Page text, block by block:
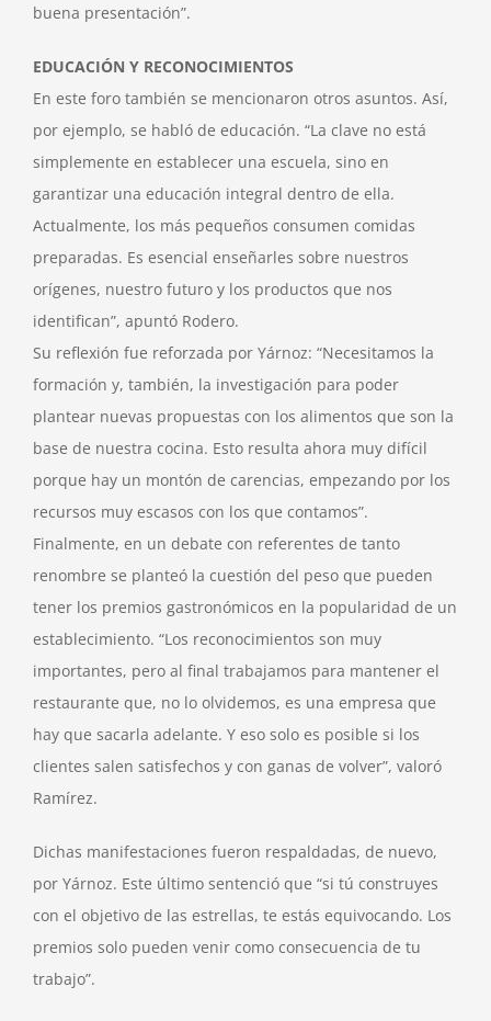
buena presentación”.
EDUCACIÓN Y RECONOCIMIENTOS
En este foro también se mencionaron otros asuntos. Así,
por ejemplo, se habló de educación. “La clave no está
simplemente en establecer una escuela, sino en
garantizar una educación integral dentro de ella.
Actualmente, los más pequeños consumen comidas
preparadas. Es esencial enseñarles sobre nuestros
orígenes, nuestro futuro y los productos que nos
identifican”, apuntó Rodero.
Su reflexión fue reforzada por Yárnoz: “Necesitamos la
formación y, también, la investigación para poder
plantear nuevas propuestas con los alimentos que son la
base de nuestra cocina. Esto resulta ahora muy difícil
porque hay un montón de carencias, empezando por los
recursos muy escasos con los que contamos”.
Finalmente, en un debate con referentes de tanto
renombre se planteó la cuestión del peso que pueden
tener los premios gastronómicos en la popularidad de un
establecimiento. “Los reconocimientos son muy
importantes, pero al final trabajamos para mantener el
restaurante que, no lo olvidemos, es una empresa que
hay que sacarla adelante. Y eso solo es posible si los
clientes salen satisfechos y con ganas de volver”, valoró
Ramírez.
Dichas manifestaciones fueron respaldadas, de nuevo,
por Yárnoz. Este último sentenció que “si tú construyes
con el objetivo de las estrellas, te estás equivocando. Los
premios solo pueden venir como consecuencia de tu
trabajo”.